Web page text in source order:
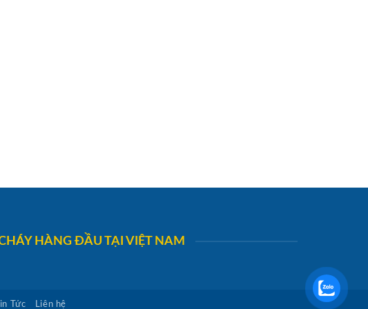
HÀNG ĐẦU TẠI VIỆT NAM
Tức Liên hệ